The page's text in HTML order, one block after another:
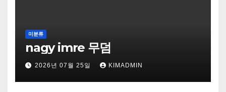
미분류
nagy imre 무덤
2026년 07월 25일 KIMADMIN